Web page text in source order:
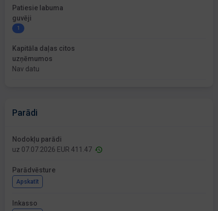
Patiesie labuma
guvēji
1
Kapitāla daļas citos
uzņēmumos
Nav datu
Parādi
Nodokļu parādi
uz 07.07.2026 EUR 411.47
Parādvēsture
Apskatīt
Inkasso